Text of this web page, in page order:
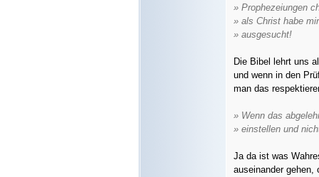
» Prophezeiungen
» als Christ habe
» ausgesucht!
Die Bibel lehrt uns
und wenn in den
man das
» Wenn das
» einstellen und
Ja da ist was
auseinander gehen,